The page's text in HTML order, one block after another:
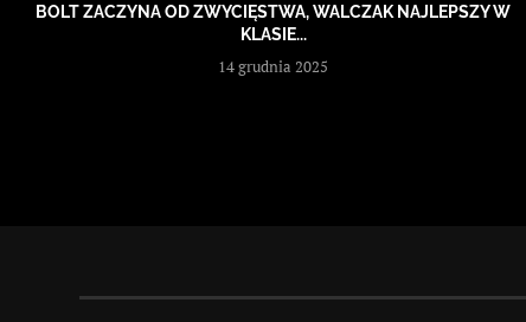
BOLT ZACZYNA OD ZWYCIĘSTWA, WALCZAK NAJLEPSZY W
KLASIE...
14 grudnia 2025